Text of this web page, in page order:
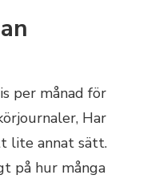
per månad för
Har
lite annat sätt.
på hur många